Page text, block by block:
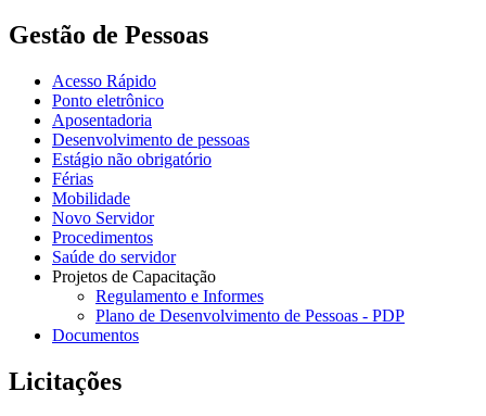
Gestão de Pessoas
Acesso Rápido
Ponto eletrônico
Aposentadoria
Desenvolvimento de pessoas
Estágio não obrigatório
Férias
Mobilidade
Novo Servidor
Procedimentos
Saúde do servidor
Projetos de Capacitação
Regulamento e Informes
Plano de Desenvolvimento de Pessoas - PDP
Documentos
Licitações